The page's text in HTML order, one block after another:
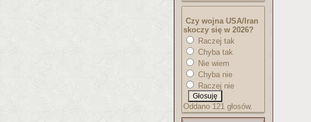
Czy wojna USA/Iran
skoczy się w 2026?
Raczej tak
Chyba tak
Nie wiem
Chyba nie
Raczej nie
Oddano 121 głosów.